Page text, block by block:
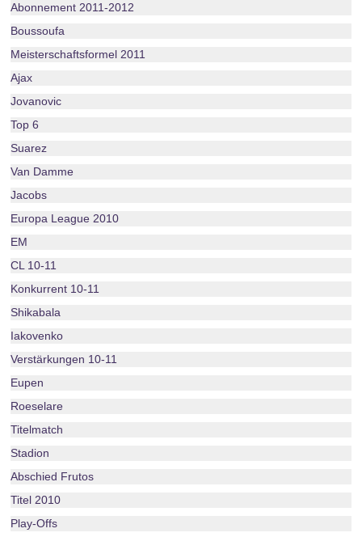
Abonnement 2011-2012
Boussoufa
Meisterschaftsformel 2011
Ajax
Jovanovic
Top 6
Suarez
Van Damme
Jacobs
Europa League 2010
EM
CL 10-11
Konkurrent 10-11
Shikabala
Iakovenko
Verstärkungen 10-11
Eupen
Roeselare
Titelmatch
Stadion
Abschied Frutos
Titel 2010
Play-Offs